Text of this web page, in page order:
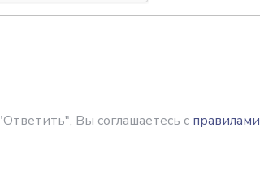
Вы соглашаетесь с правилами